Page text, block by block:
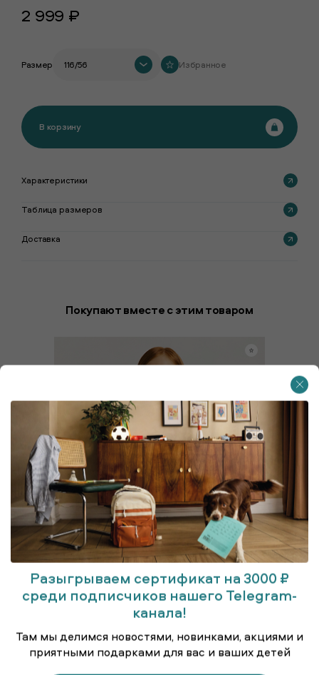
2 999 ₽
Размер 116/56
В корзину
Избранное
Характеристики
Таблица размеров
Доставка
Покупают вместе с этим товаром
Разыгрываем сертификат на 3000 ₽
среди подписчиков нашего Telegram-
канала!
Там мы делимся новостями, новинками, акциями и
приятными подарками для вас и ваших детей